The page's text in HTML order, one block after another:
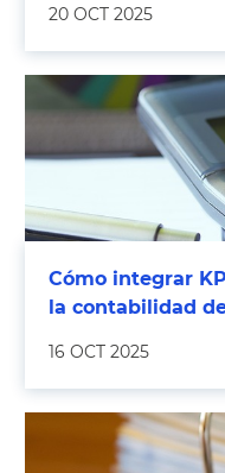
20 OCT 2025
Cómo integrar
la contabilidad
16 OCT 2025